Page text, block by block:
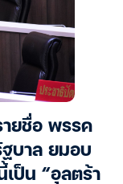
ายชื่อ พรรค
ฐบาล ยมอบ
ป็น “อุลตร้า